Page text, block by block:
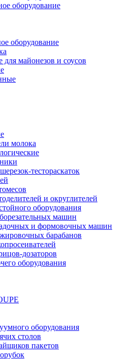
оборудование
оборудование
майонезов и соусов
молока
тестораскаток
и округлителей
оборудования
машин
и формовочных машин
барабанов
дозаторов
оборудования
оборудования
столов
пакетов